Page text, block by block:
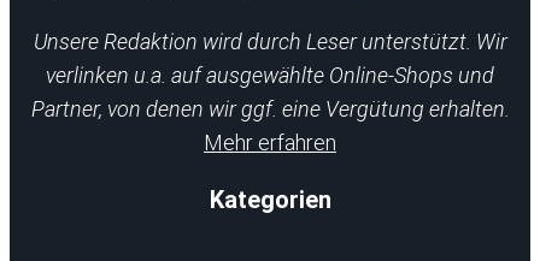
Unsere Redaktion wird durch Leser unterstützt. Wir
verlinken u.a. auf ausgewählte Online-Shops und
Partner, von denen wir ggf. eine Vergütung erhalten.
Mehr erfahren
Kategorien